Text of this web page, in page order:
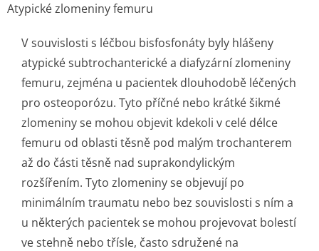
Atypické zlomeniny femuru
V souvislosti s léčbou bisfosfonáty byly hlášeny
atypické subtrochanterické a diafyzární zlomeniny
femuru, zejména u pacientek dlouhodobě léčených
pro osteoporózu. Tyto příčné nebo krátké šikmé
zlomeniny se mohou objevit kdekoli v celé délce
femuru od oblasti těsně pod malým trochanterem
až do části těsně nad suprakondylickým
rozšířením. Tyto zlomeniny se objevují po
minimálním traumatu nebo bez souvislosti s ním a
u některých pacientek se mohou projevovat bolestí
ve stehně nebo třísle, často sdružené na